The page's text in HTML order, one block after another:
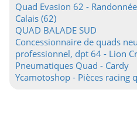
Quad Evasion 62 -
Calais (62)
QUAD BALADE SUD
Concessionnaire de quads
professionnel, dpt 64 - Lion
Pneumatiques Quad - Cardy
Ycamotoshop - Pièces racing